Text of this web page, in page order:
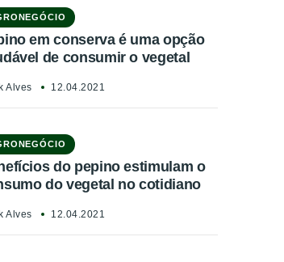
em conserva é uma opção
de consumir o vegetal
Alves 12.04.2021
do pepino estimulam o
do vegetal no cotidiano
Alves 12.04.2021